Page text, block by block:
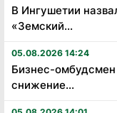
В Ингушетии
«Земский...
05.08.2026 14:24
Бизнес-
снижение...